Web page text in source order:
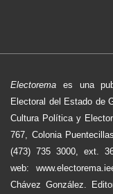
Electorema es una
Electoral del Estado de
Cultura Política y
767, Colonia
(473) 735 3000, ext.
web:
Chávez González.